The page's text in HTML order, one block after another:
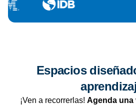
Espacios
¡Ven a recorrerlas! Agenda una